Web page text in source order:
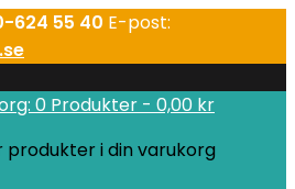
624 55 40 E-post:
0 Produkter - 0,00 kr
produkter i din varukorg